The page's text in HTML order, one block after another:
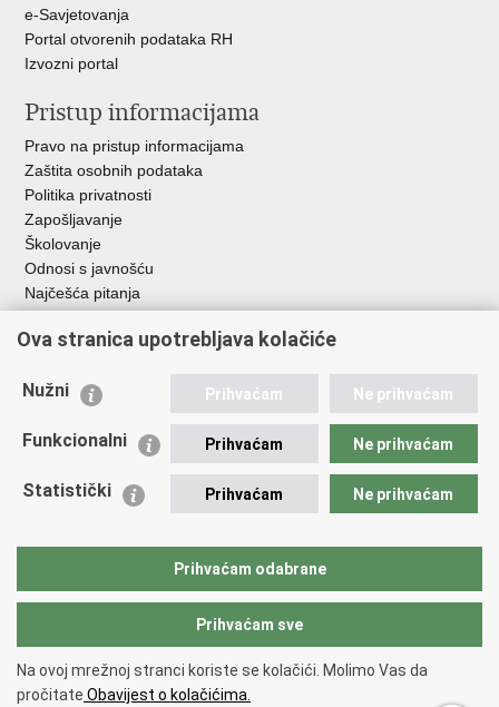
e-Savjetovanja
Portal otvorenih podataka RH
Izvozni portal
Pristup informacijama
Pravo na pristup informacijama
Zaštita osobnih podataka
Politika privatnosti
Zapošljavanje
Školovanje
Odnosi s javnošću
Najčešća pitanja
Važne poveznice
EMN Nacionalna kontaktna točka za Republiku Hrvatsku
Policijska akademija
Zaklada policijske solidarnosti
Sindikati
Copyright © 2026 Ravnateljstvo policije.
Ova stranica upotrebljava kolačiće
Nužni Prihvaćam Ne prihvaćam
Funkcionalni Prihvaćam Ne prihvaćam
Statistički Prihvaćam Ne prihvaćam
Prihvaćam odabrane
Prihvaćam sve
Na ovoj mrežnoj stranci koriste se kolačići. Molimo Vas da
pročitate Obavijest o kolačićima.